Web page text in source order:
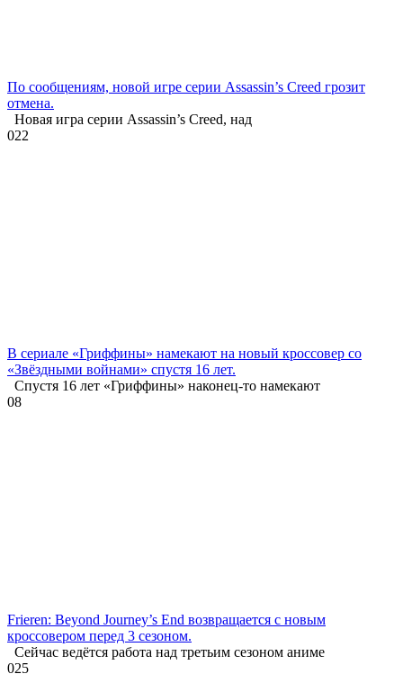
По сообщениям, новой игре серии Assassin’s Creed грозит
отмена.
Новая игра серии Assassin’s Creed, над
022
В сериале «Гриффины» намекают на новый кроссовер со
«Звёздными войнами» спустя 16 лет.
Спустя 16 лет «Гриффины» наконец-то намекают
08
Frieren: Beyond Journey’s End возвращается с новым
кроссовером перед 3 сезоном.
Сейчас ведётся работа над третьим сезоном аниме
025